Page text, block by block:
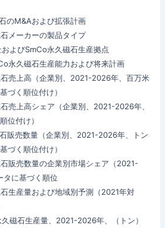
のM&Aおよび拡張計画
メーカーの製品タイプ
よびSmCo永久磁石生産拠点
永久磁石生産能力および将来計画
売上高（企業別、2021-2026年、百万米
づく順位付け）
売上高シェア（企業別、2021-2026年、
位付け）
販売数量（企業別、2021-2026年、トン
づく順位付け）
販売数量の企業別市場シェア（2021-
に基づく順位
生産量および地域別予測（2021年対
磁石生産量、2021-2026年、（トン）